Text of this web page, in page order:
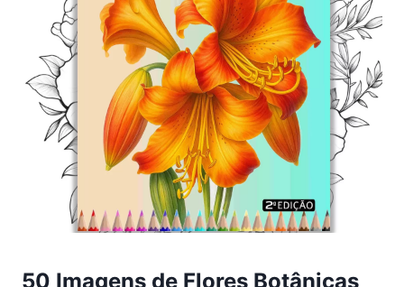
50 Imagens de Flores Botânicas